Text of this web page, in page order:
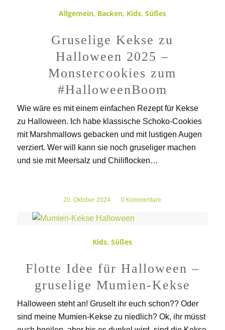
Allgemein, Backen, Kids, Süßes
Gruselige Kekse zu
Halloween 2025 –
Monstercookies zum
#HalloweenBoom
Wie wäre es mit einem einfachen Rezept für Kekse
zu Halloween. Ich habe klassische Schoko-Cookies
mit Marshmallows gebacken und mit lustigen Augen
verziert. Wer will kann sie noch gruseliger machen
und sie mit Meersalz und Chiliflocken…
20. Oktober 2024
/ 0 Kommentare
Kids,Süßes
Flotte Idee für Halloween –
gruselige Mumien-Kekse
Halloween steht an! Gruselt ihr euch schon?? Oder
sind meine Mumien-Kekse zu niedlich? Ok, ihr müsst